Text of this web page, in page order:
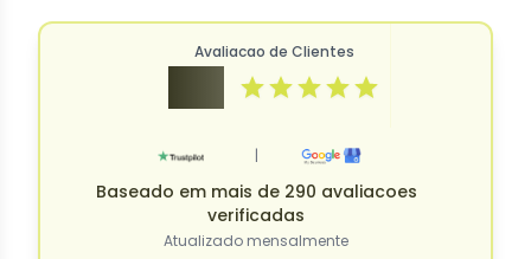
Avaliacao de Clientes
|
Baseado em mais de 290 avaliacoes
verificadas
Atualizado mensalmente